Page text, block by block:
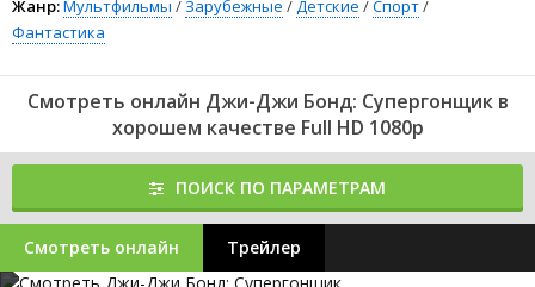
Жанр:Мультфильмы / Зарубежные /Детские /Спорт/
Фантастика
Смотреть онлайн Джи-Джи Бонд: Супергонщик в
хорошем качестве Full HD 1080p
ПОИСК ПО ПАРАМЕТРАМ
Смотреть онлайн Трейлер